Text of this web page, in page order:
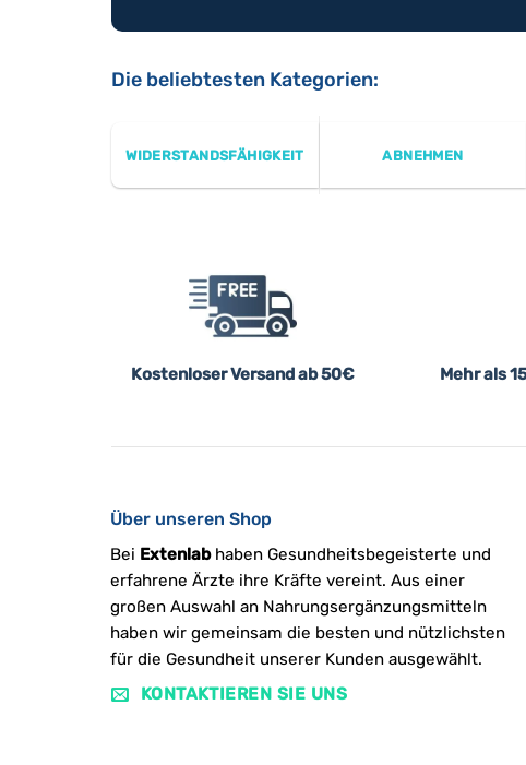
Die beliebtesten Kategorien:
WIDERSTANDSFÄHIGKEIT ABNEHMEN
Kostenloser Versand ab 50€ Mehr als
Über unseren Shop
Bei Extenlabhaben Gesundheitsbegeisterte und
erfahrene Ärzte ihre Kräfte vereint. Aus einer
großen Auswahl an Nahrungsergänzungsmitteln
haben wir gemeinsam die besten und nützlichsten
für die Gesundheit unserer Kunden ausgewählt.
KONTAKTIEREN SIE UNS